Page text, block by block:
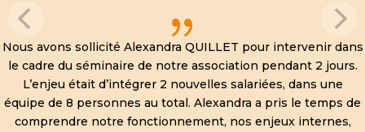
{
Nous avons sollicité Alexandra QUILLET pour intervenir dans
le cadre du séminaire de notre association pendant 2 jours.
L’enjeu était d’intégrer 2 nouvelles salariées, dans une
équipe de 8 personnes au total. Alexandra a pris le temps de
comprendre notre fonctionnement, nos enjeux internes,